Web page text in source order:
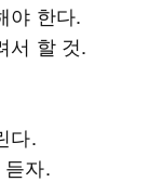
야 한다.
서 할 것.
다.
자.